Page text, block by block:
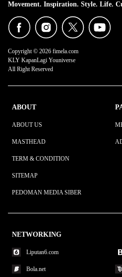
Movement. Inspiration. Style. Life.
Copyright © 2026 fimela.com
KLY KapanLagi Youniverse
All Right Reserved
ABOUT
ABOUT US
MASTHEAD
TERM & CONDITION
SITEMAP
PEDOMAN MEDIA SIBER
NETWORKING
Liputan6.com
Bola.net